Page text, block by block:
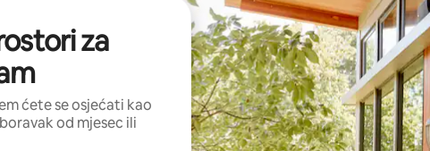
za
ćete se osjećati kao
od mjesec ili